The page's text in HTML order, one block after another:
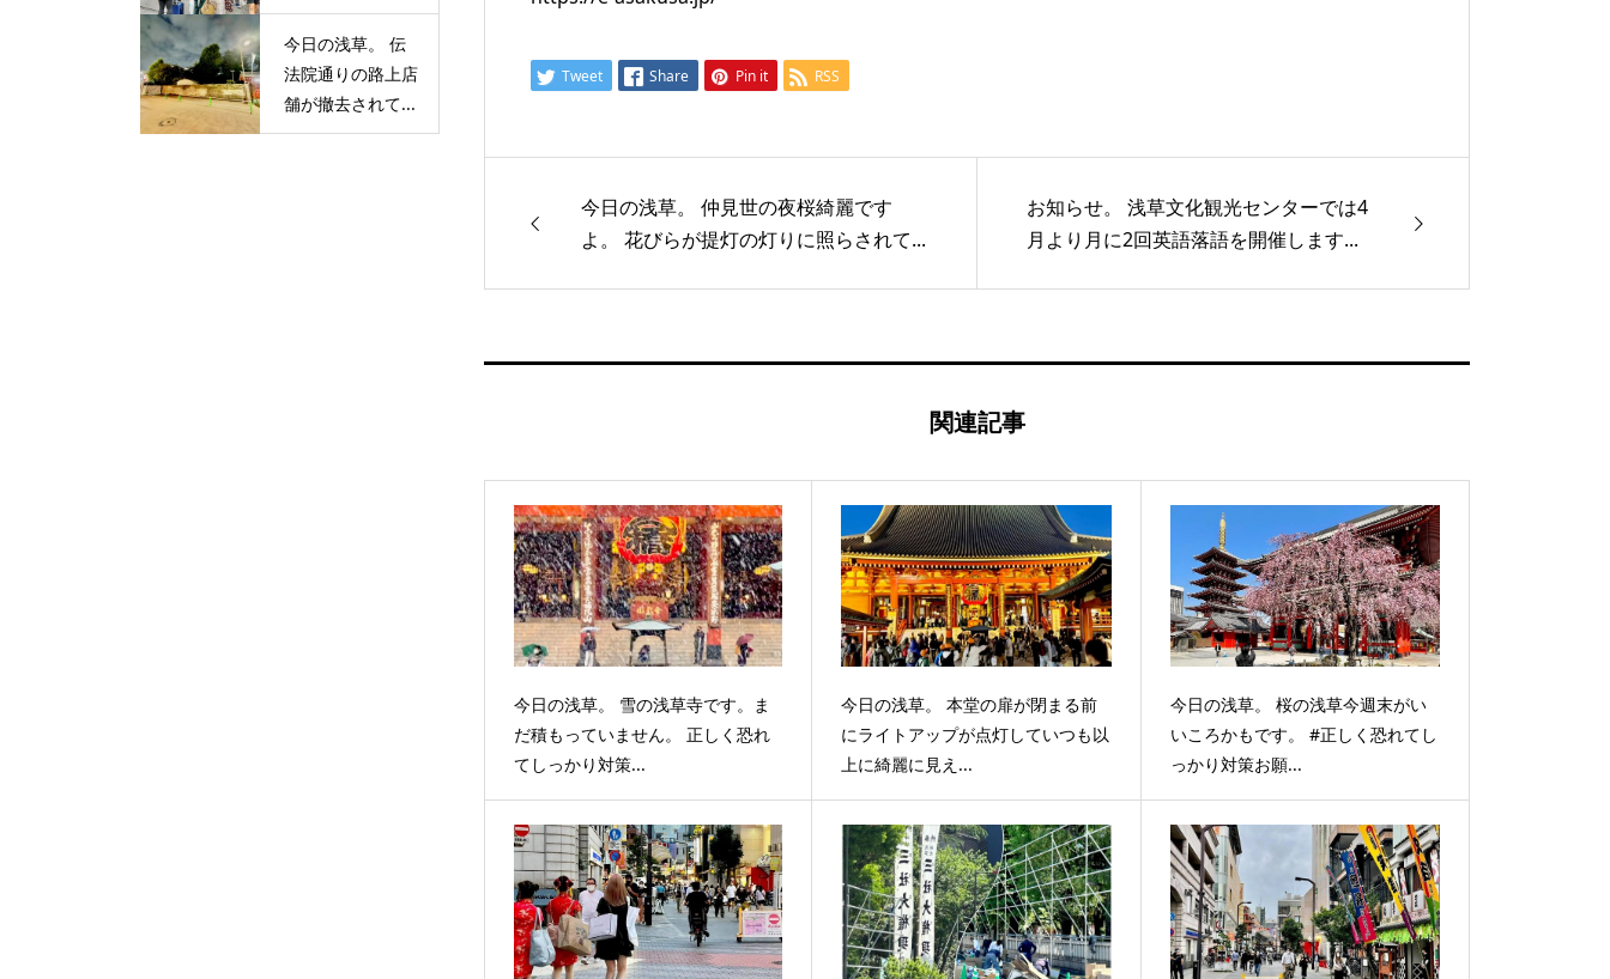
Tweet Share Pin it RSS
今日の浅草。 仲見世の夜桜綺麗です
よ。 花びらが提灯の灯りに照らされて...
お知らせ。 浅草文化観光センターでは4
月より月に2回英語落語を開催します...
関連記事
今日の浅草。 雪の浅草寺です。ま
だ積もっていません。 正しく恐れ
てしっかり対策...
今日の浅草。 本堂の扉が閉まる前
にライトアップが点灯していつも以
上に綺麗に見え...
今日の浅草。 桜の浅草今週末がい
いころかもです。 #正しく恐れてし
っかり対策お願...
今日の浅草。 伝
法院通りの路上店
舗が撤去されて...